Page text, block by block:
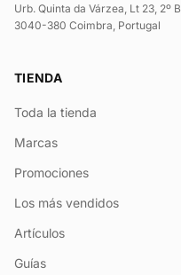
Urb. Quinta da Várzea, Lt 23, 2º B
3040-380 Coimbra, Portugal
TIENDA
Toda la tienda
Marcas
Promociones
Los más vendidos
Artículos
Guías